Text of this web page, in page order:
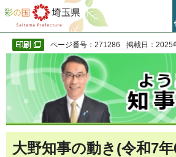
彩の国 埼玉県
ページ番号：271286 掲載日：2025
大野知事の動き(令和7